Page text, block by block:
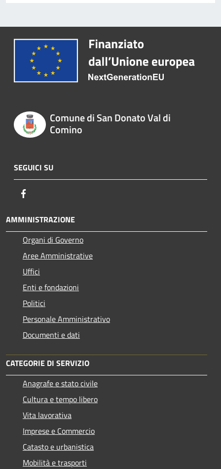
Comune di San Donato Val di
Comino
SEGUICI SU
AMMINISTRAZIONE
Organi di Governo
Aree Amministrative
Uffici
Enti e fondazioni
Politici
Personale Amministrativo
Documenti e dati
CATEGORIE DI SERVIZIO
Anagrafe e stato civile
Cultura e tempo libero
Vita lavorativa
Imprese e Commercio
Catasto e urbanistica
Mobilità e trasporti